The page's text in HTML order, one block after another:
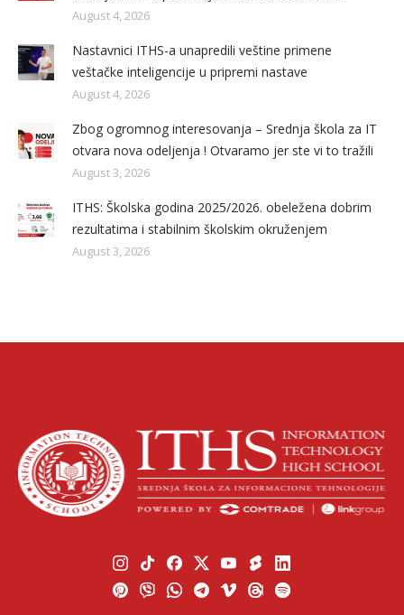
August 4, 2026
Nastavnici ITHS-a unapredili veštine primene
veštačke inteligencije u pripremi nastave
August 4, 2026
Zbog ogromnog interesovanja – Srednja škola za IT
otvara nova odeljenja ! Otvaramo jer ste vi to tražili
August 3, 2026
ITHS: Školska godina 2025/2026. obeležena dobrim
rezultatima i stabilnim školskim okruženjem
August 3, 2026